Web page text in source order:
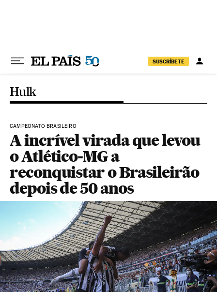
SUSCRÍBETE
Hulk
CAMPEONATO BRASILEIRO
A incrível virada que levou
o Atlético-MG a
reconquistar o Brasileirão
depois de 50 anos